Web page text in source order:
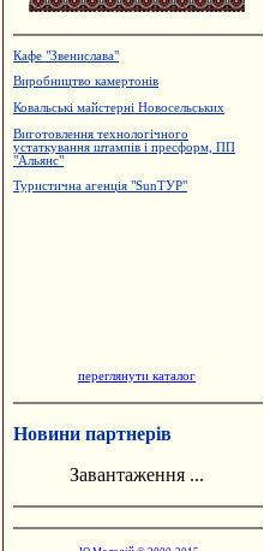
Кафе "Звенислава"
Виробництво камертонів
Ковальські майстерні Новосельських
Виготовлення технологічного
устаткування штампів і пресформ, ПП
"Альянс"
Туристична агенція "SunТУР"
переглянути каталог
Новини партнерів
Завантаження ...